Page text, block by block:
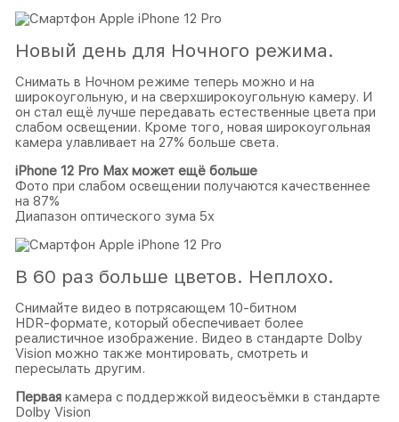
Новый день для Ночного режима.
Снимать в Ночном режиме теперь можно и на
широкоугольную, и на сверхширокоугольную камеру. И
он стал ещё лучше передавать естественные цвета при
слабом освещении. Кроме того, новая широкоугольная
камера улавливает на 27% больше света.
iPhone 12 Pro Max может ещё больше
Фото при слабом освещении получаются качественнее
на 87%
Диапазон оптического зума 5x
В 60 раз больше цветов. Неплохо.
Снимайте видео в потрясающем 10- битном
HDR‑формате, который обеспечивает более
реалистичное изображение. Видео в стандарте Dolby
Vision можно также монтировать, смотреть и
пересылать другим.
Первая камера с поддержкой видеосъёмки в стандарте
Dolby Vision